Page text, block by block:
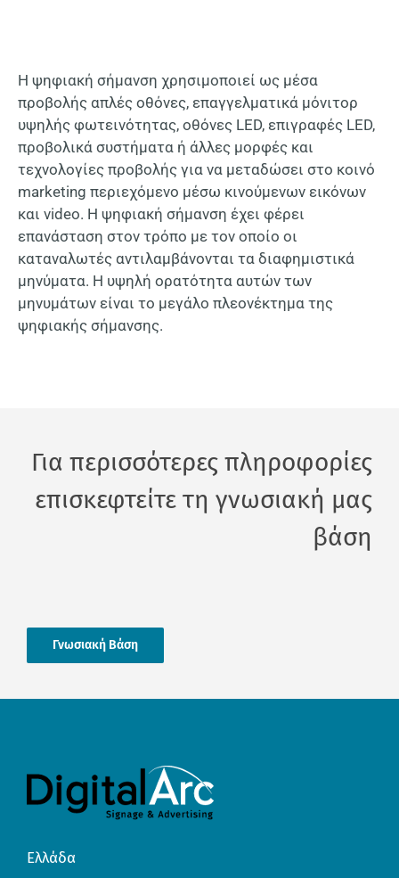
Η ψηφιακή σήμανση χρησιμοποιεί ως μέσα
προβολής απλές οθόνες, επαγγελματικά μόνιτορ
υψηλής φωτεινότητας, οθόνες LED, επιγραφές LED,
προβολικά συστήματα ή άλλες μορφές και
τεχνολογίες προβολής για να μεταδώσει στο κοινό
marketing περιεχόμενο μέσω κινούμενων εικόνων
και video. Η ψηφιακή σήμανση έχει φέρει
επανάσταση στον τρόπο με τον οποίο οι
καταναλωτές αντιλαμβάνονται τα διαφημιστικά
μηνύματα. Η υψηλή ορατότητα αυτών των
μηνυμάτων είναι το μεγάλο πλεονέκτημα της
ψηφιακής σήμανσης.
Για περισσότερες πληροφορίες
επισκεφτείτε τη γνωσιακή μας
βάση
Γνωσιακή Βάση
Ελλάδα